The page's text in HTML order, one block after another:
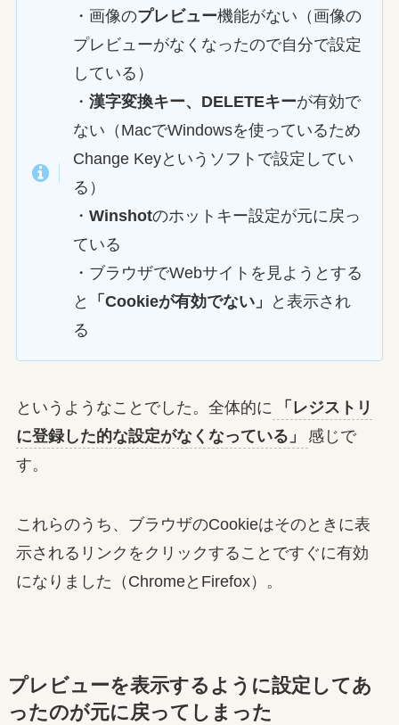
・画像のプレビュー機能がない（画像の
プレビューがなくなったので自分で設定
している）
・ 漢字変換キー、DELETEキーが有効で
ない（MacでWindowsを使っているため
Change Keyというソフトで設定してい
る）
・ Winshotのホットキー設定が元に戻っ
ている
・ブラウザでWebサイトを見ようとする
と
「Cookieが有効でない」
と表示され
る
というようなことでした。全体的に
「レジストリ
に登録した的な設定がなくなっている」
感じで
す。
これらのうち、ブラウザのCookieはそのときに表
示されるリンクをクリックすることですぐに有効
になりました（ChromeとFirefox）。
プレビューを表示するように設定してあ
ったのが元に戻ってしまった